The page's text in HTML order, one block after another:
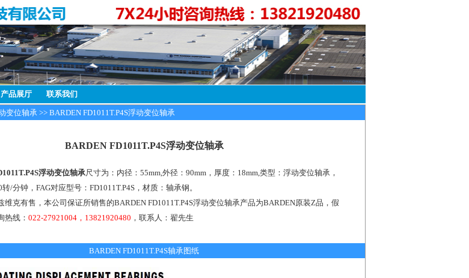
产品展厅 联系我们
变位轴承>> BARDEN FD1011T.P4S浮动变位轴承
BARDEN FD1011T.P4S浮动变位轴承
浮动变位轴承尺寸为：内径：55mm,外径：90mm，厚度：18mm,类型：浮动变位轴承，
/分钟，FAG对应型号：FD1011T.P4S，材质：轴承钢。
维克有售，本公司保证所销售的BARDEN FD1011T.P4S浮动变位轴承产品为BARDEN原装Z品，假
热线：022-27921004，13821920480 ，联系人：翟先生
BARDEN FD1011T.P4S轴承图纸